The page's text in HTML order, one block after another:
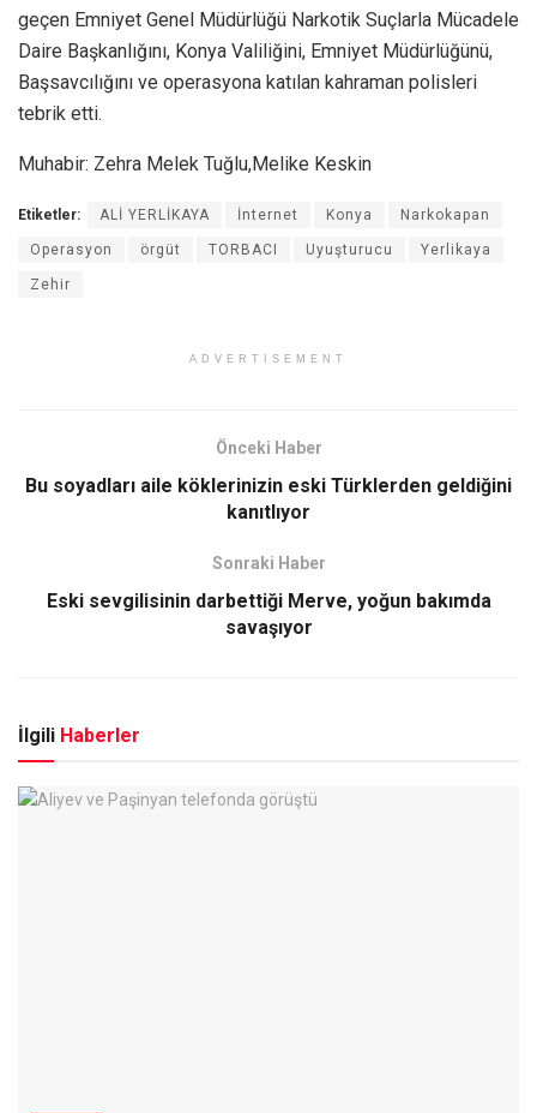
geçen Emniyet Genel Müdürlüğü Narkotik Suçlarla Mücadele
Daire Başkanlığını, Konya Valiliğini, Emniyet Müdürlüğünü,
Başsavcılığını ve operasyona katılan kahraman polisleri
tebrik etti.
Muhabir: Zehra Melek Tuğlu,Melike Keskin
Etiketler: ALİ YERLİKAYA İnternet Konya Narkokapan
Operasyon örgüt TORBACI Uyuşturucu Yerlikaya
Zehir
ADVERTISEMENT
Önceki Haber
Bu soyadları aile köklerinizin eski Türklerden geldiğini
kanıtlıyor
Sonraki Haber
Eski sevgilisinin darbettiği Merve, yoğun bakımda
savaşıyor
İlgili Haberler